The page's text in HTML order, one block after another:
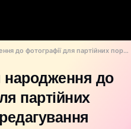
Додайте тло дня народження до фотографії для партійних портретів
народження до
партійних